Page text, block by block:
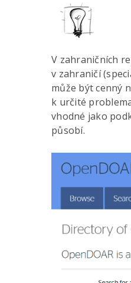
V zahraničních
v zahraničí
může být cenný
k určité
vhodné jako
působí.